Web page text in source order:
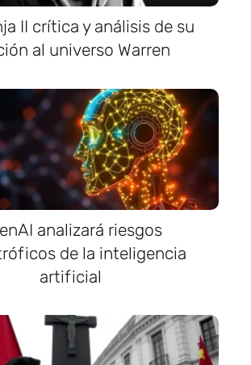
II crítica y análisis de su
al universo Warren
analizará riesgos
de la inteligencia
artificial